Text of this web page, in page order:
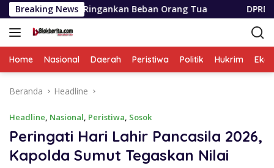
Langsung
ke
konten
Breaking News
Ringankan Beban Orang Tua DPRD Sumut
Home Nasional Daerah Peristiwa Politik Hukrim
Beranda Headline
Headline, Nasional, Peristiwa, Sosok
Peringati Hari Lahir Pancasila 2026,
Kapolda Sumut Tegaskan Nilai